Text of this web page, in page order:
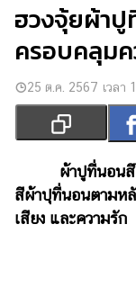
ผล
บอล
สด
การ
เงิน
การ
ศึกษา
บันเทิง
ฮวงจุ้ยผ้าปู
ครอบคลุมค
25 ต.ค. 2567 เวลา
ผ้าปูที่นอนสีไห
สีผ้าปุที่นอนตามหลั
เสียง และความรัก